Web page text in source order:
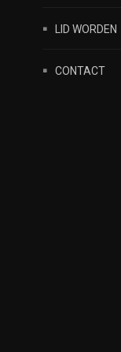
LID WORDEN
CONTACT